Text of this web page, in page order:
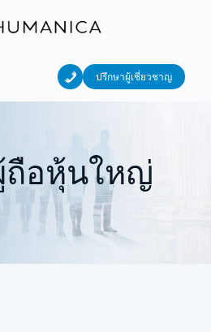
ปรึกษาผู้เชี่ยวชาญ
อหุ้นใหญ่